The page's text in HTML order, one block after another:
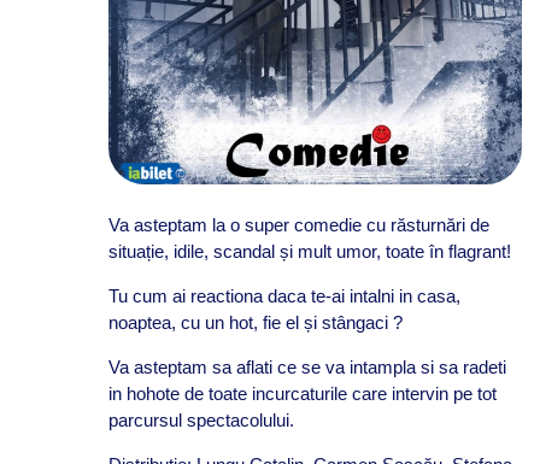
Va asteptam la o super comedie cu răsturnări de
situație, idile, scandal și mult umor, toate în flagrant!
Tu cum ai reactiona daca te-ai intalni in casa,
noaptea, cu un hot, fie el și stângaci ?
Va asteptam sa aflati ce se va intampla si sa radeti
in hohote de toate incurcaturile care intervin pe tot
parcursul spectacolului.